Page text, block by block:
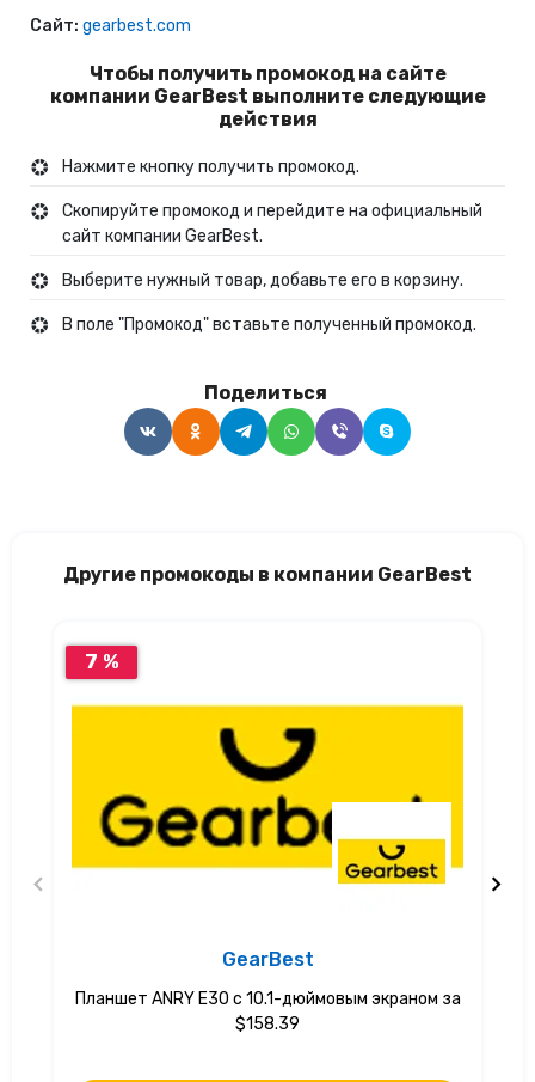
Сайт: gearbest.com
Чтобы получить промокод на сайте
компании GearBest выполните следующие
действия
Нажмите кнопку получить промокод.
Скопируйте промокод и перейдите на официальный
сайт компании GearBest.
Выберите нужный товар, добавьте его в корзину.
В поле "Промокод" вставьте полученный промокод.
Поделиться
Другие промокоды в компании GearBest
7 %
GearBest
Планшет ANRY E30 с 10.1-дюймовым экраном за
$158.39